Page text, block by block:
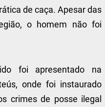
de caça. Apesar das
o homem não foi
foi apresentado na
onde foi instaurado
crimes de posse ilegal